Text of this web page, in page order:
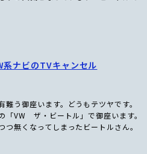
系ナビのTVキャンセル
う御座います。どうもテツヤです。
「VW ザ・ビートル」で御座います。
無くなってしまったビートルさん。